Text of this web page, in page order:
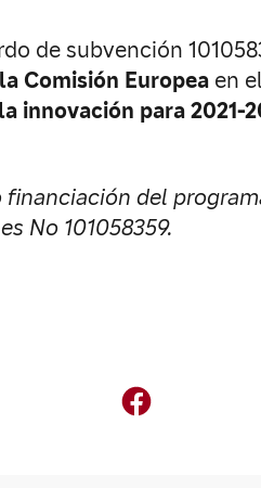
de subvención
Comisión Europea en
innovación para 2021-
del
No 101058359.